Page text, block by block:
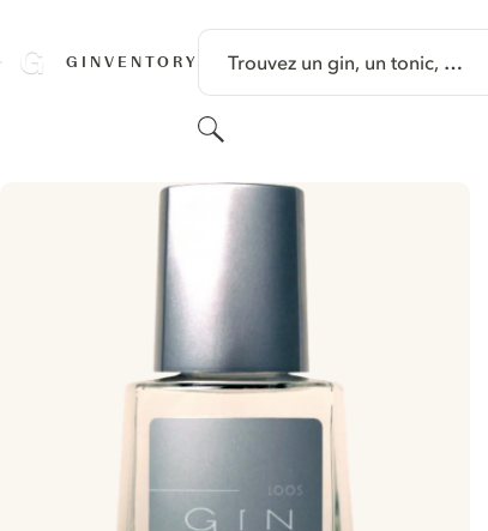
GINVENTORY Trouvez un gin, un tonic, …
Rechercher